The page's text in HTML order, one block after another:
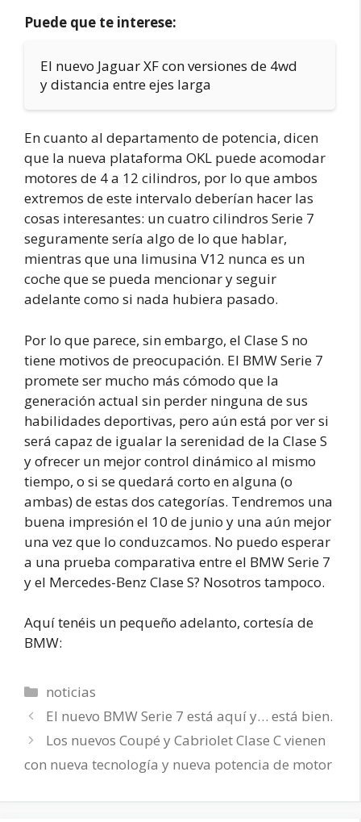
Puede que te interese:
El nuevo Jaguar XF con versiones de 4wd
y distancia entre ejes larga
En cuanto al departamento de potencia, dicen
que la nueva plataforma OKL puede acomodar
motores de 4 a 12 cilindros, por lo que ambos
extremos de este intervalo deberían hacer las
cosas interesantes: un cuatro cilindros Serie 7
seguramente sería algo de lo que hablar,
mientras que una limusina V12 nunca es un
coche que se pueda mencionar y seguir
adelante como si nada hubiera pasado.
Por lo que parece, sin embargo, el Clase S no
tiene motivos de preocupación. El BMW Serie 7
promete ser mucho más cómodo que la
generación actual sin perder ninguna de sus
habilidades deportivas, pero aún está por ver si
será capaz de igualar la serenidad de la Clase S
y ofrecer un mejor control dinámico al mismo
tiempo, o si se quedará corto en alguna (o
ambas) de estas dos categorías. Tendremos una
buena impresión el 10 de junio y una aún mejor
una vez que lo conduzcamos. No puedo esperar
a una prueba comparativa entre el BMW Serie 7
y el Mercedes-Benz Clase S? Nosotros tampoco.
Aquí tenéis un pequeño adelanto, cortesía de
BMW:
Categorías
noticias
El nuevo BMW Serie 7 está aquí y… está bien.
Los nuevos Coupé y Cabriolet Clase C vienen
con nueva tecnología y nueva potencia de motor